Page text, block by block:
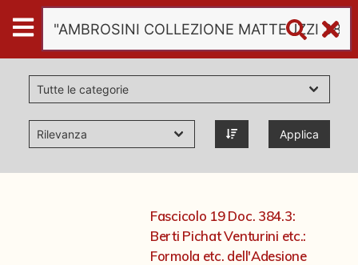
Digital
Humanities
Donazioni
Pubblicazioni Applica
Fascicolo 19 Doc. 384.3:
Berti Pichat Venturini etc.:
Formola etc. dell'Adesione